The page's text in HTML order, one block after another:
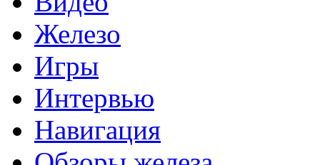
Железо
Игры
Интервью
Навигация